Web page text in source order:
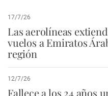
17/7/26
Las aerolíneas
vuelos a Emiratos
región
12/7/26
Fallece a los 24 años